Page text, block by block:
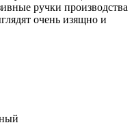
ручки производства
очень изящно и